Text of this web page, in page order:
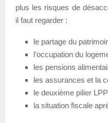
plus les risques de
il faut regarder :
le partage du
l’occupation du
les pensions
les assurances et la
le deuxième pilier
la situation fiscale